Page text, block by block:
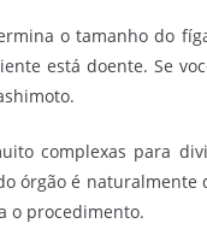
o tamanho do
está doente. Se
complexas para
órgão é
o procedimento.